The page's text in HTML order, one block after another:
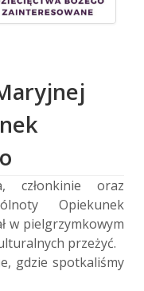
członkinie oraz
Opiekunek
w pielgrzymkowym
przeżyć.
gdzie spotkaliśmy